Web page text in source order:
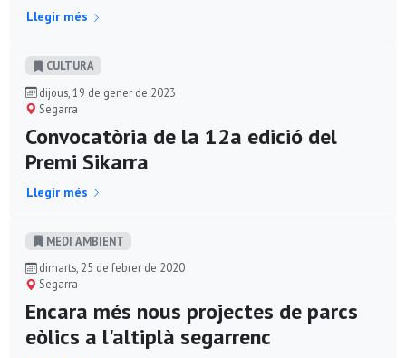
Llegir més
CULTURA
dijous, 19 de gener de 2023
Segarra
Convocatòria de la 12a edició del
Premi Sikarra
Llegir més
MEDI AMBIENT
dimarts, 25 de febrer de 2020
Segarra
Encara més nous projectes de parcs
eòlics a l'altiplà segarrenc